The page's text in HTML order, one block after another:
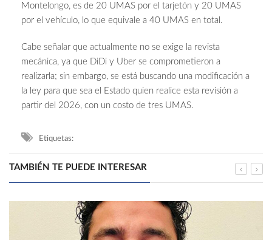
Montelongo, es de 20 UMAS por el tarjetón y 20 UMAS
por el vehículo, lo que equivale a 40 UMAS en total.
Cabe señalar que actualmente no se exige la revista
mecánica, ya que DiDi y Uber se comprometieron a
realizarla; sin embargo, se está buscando una modificación a
la ley para que sea el Estado quien realice esta revisión a
partir del 2026, con un costo de tres UMAS.
Etiquetas:
TAMBIÉN TE PUEDE INTERESAR